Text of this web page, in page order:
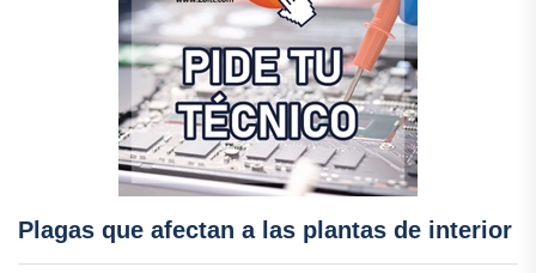
Plagas que afectan a las plantas de interior